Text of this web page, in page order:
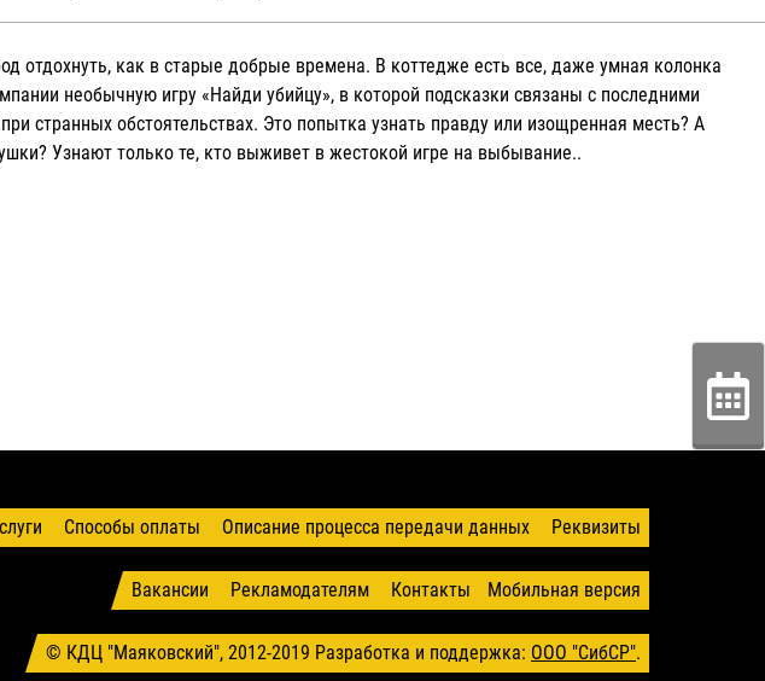
отдохнуть, как в старые добрые времена. В коттедже есть все, даже умная колонка
необычную игру «Найди убийцу», в которой подсказки связаны с последними
странных обстоятельствах. Это попытка узнать правду или изощренная месть? А
Узнают только те, кто выживет в жестокой игре на выбывание..
Способы оплаты Описание процесса передачи данных Реквизиты
Вакансии Рекламодателям Контакты Мобильная версия
© КДЦ "Маяковский", 2012-2019 Разработка и поддержка: ООО "СибСР".